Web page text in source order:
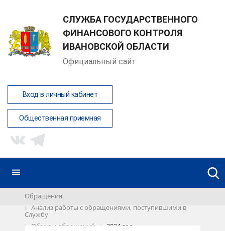
СЛУЖБА ГОСУДАРСТВЕННОГО
ФИНАНСОВОГО КОНТРОЛЯ
ИВАНОВСКОЙ ОБЛАСТИ
Официальный сайт
Вход в личный кабинет
Общественная приемная
Обращения
Анализ работы с обращениями, поступившими в
Службу
Обзоры обращений
2024 год